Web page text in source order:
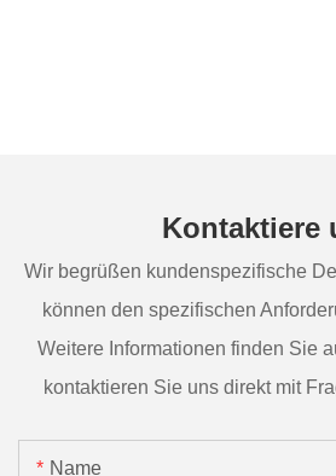
Kontaktiere
Wir begrüßen kundenspezifische
können den spezifischen
Weitere Informationen finden Sie
kontaktieren Sie uns direkt mit
Name